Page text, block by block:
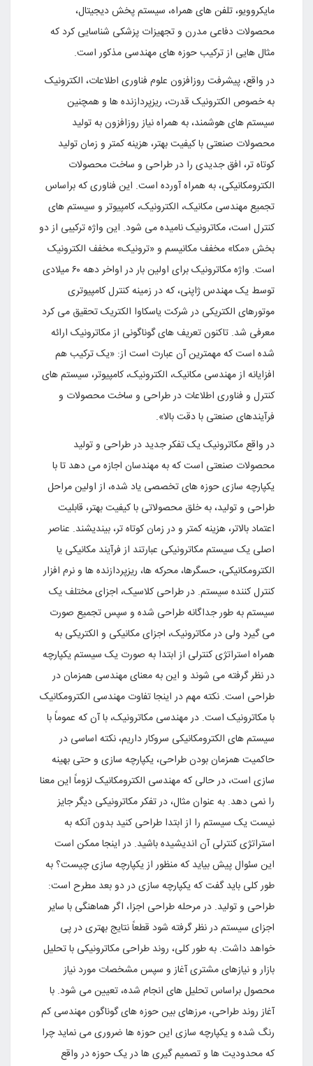
مایکروویو، تلفن هاى همراه، سیستم پخش دیجیتال،
محصولات دفاعى مدرن و تجهیزات پزشکى شناسایى کرد که
مثال هایى از ترکیب حوزه هاى مهندسى مذکور است.
در واقع، پیشرفت روزافزون علوم فناورى اطلاعات، الکترونیک
به خصوص الکترونیک قدرت، ریزپردازنده ها و همچنین
سیستم هاى هوشمند، به همراه نیاز روزافزون به تولید
محصولات صنعتى با کیفیت بهتر، هزینه کمتر و زمان تولید
کوتاه تر، افق جدیدى را در طراحى و ساخت محصولات
الکترومکانیکى، به همراه آورده است. این فناورى که براساس
تجمیع مهندسى مکانیک، الکترونیک، کامپیوتر و سیستم هاى
کنترل است، مکاترونیک نامیده مى شود. این واژه ترکیبى از دو
بخش «مکا» مخفف مکانیسم و «ترونیک» مخفف الکترونیک
است. واژه مکاترونیک براى اولین بار در اواخر دهه ۶۰ میلادى
توسط یک مهندس ژاپنى، که در زمینه کنترل کامپیوترى
موتورهاى الکتریکى در شرکت یاسکاوا الکتریک تحقیق مى کرد
معرفى شد. تاکنون تعریف هاى گوناگونى از مکاترونیک ارائه
شده است که مهمترین آن عبارت است از: «یک ترکیب هم
افزایانه از مهندسى مکانیک، الکترونیک، کامپیوتر، سیستم هاى
کنترل و فناورى اطلاعات در طراحى و ساخت محصولات و
فرآیندهاى صنعتى با دقت بالا».
در واقع مکاترونیک یک تفکر جدید در طراحى و تولید
محصولات صنعتى است که به مهندسان اجازه مى دهد تا با
یکپارچه سازى حوزه هاى تخصصى یاد شده، از اولین مراحل
طراحى و تولید، به خلق محصولاتى با کیفیت بهتر، قابلیت
اعتماد بالاتر، هزینه کمتر و در زمان کوتاه تر، بیندیشند. عناصر
اصلى یک سیستم مکاترونیکى عبارتند از فرآیند مکانیکى یا
الکترومکانیکى، حسگرها، محرکه ها، ریزپردازنده ها و نرم افزار
کنترل کننده سیستم. در طراحى کلاسیک، اجزاى مختلف یک
سیستم به طور جداگانه طراحى شده و سپس تجمیع صورت
مى گیرد ولى در مکاترونیک، اجزاى مکانیکى و الکتریکى به
همراه استراتژى کنترلى از ابتدا به صورت یک سیستم یکپارچه
در نظر گرفته مى شوند و این به معناى مهندسى همزمان در
طراحى است. نکته مهم در اینجا تفاوت مهندسى الکترومکانیک
با مکاترونیک است. در مهندسى مکاترونیک، با آن که عموماً با
سیستم هاى الکترومکانیکى سروکار داریم، نکته اساسى در
حاکمیت همزمان بودن طراحى، یکپارچه سازى و حتى بهینه
سازى است، در حالى که مهندسى الکترومکانیک لزوماً این معنا
را نمى دهد. به عنوان مثال، در تفکر مکاترونیکى دیگر جایز
نیست یک سیستم را از ابتدا طراحى کنید بدون آنکه به
استراتژى کنترلى آن اندیشیده باشید. در اینجا ممکن است
این سئوال پیش بیاید که منظور از یکپارچه سازى چیست؟ به
طور کلى باید گفت که یکپارچه سازى در دو بعد مطرح است:
طراحى و تولید. در مرحله طراحى اجزا، اگر هماهنگى با سایر
اجزاى سیستم در نظر گرفته شود قطعاً نتایج بهترى در پى
خواهد داشت. به طور کلى، روند طراحى مکاترونیکى با تحلیل
بازار و نیازهاى مشترى آغاز و سپس مشخصات مورد نیاز
محصول براساس تحلیل هاى انجام شده، تعیین مى شود. با
آغاز روند طراحى، مرزهاى بین حوزه هاى گوناگون مهندسى کم
رنگ شده و یکپارچه سازى این حوزه ها ضرورى مى نماید چرا
که محدودیت ها و تصمیم گیرى ها در یک حوزه در واقع